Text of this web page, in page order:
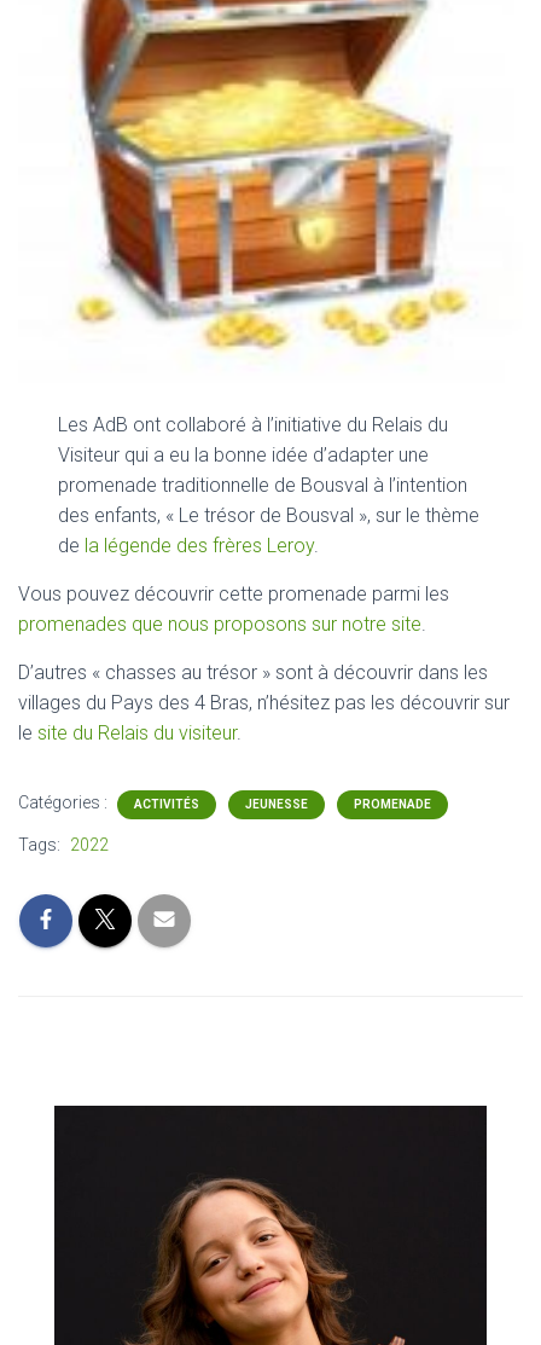
Les AdB ont collaboré à l’initiative du Relais du
Visiteur qui a eu la bonne idée d’adapter une
promenade traditionnelle de Bousval à l’intention
des enfants, « Le trésor de Bousval », sur le thème
de la légende des frères Leroy.
Vous pouvez découvrir cette promenade parmi les
promenades que nous proposons sur notre site.
D’autres « chasses au trésor » sont à découvrir dans les
villages du Pays des 4 Bras, n’hésitez pas les découvrir sur
le site du Relais du visiteur.
Catégories : ACTIVITÉS JEUNESSE PROMENADE
Tags: 2022